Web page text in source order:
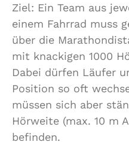
Ziel: Ein Team aus
einem Fahrrad muss
über die
mit knackigen 1000
Dabei dürfen Läufer
Position so oft
müssen sich aber
Hörweite (max. 10 m
befinden.